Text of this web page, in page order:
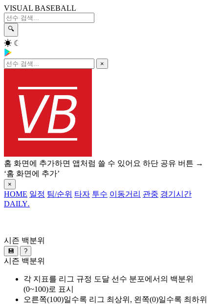
VISUAL BASEBALL
🔍
☀ ☾
×
홈 화면에 추가하면 앱처럼 쓸 수 있어요 하단 공유 버튼 →
‘홈 화면에 추가’
×
HOME 일정 팀/순위 타자 투수 이동거리 관중 경기시간
DAILY.
시즌 백분위
💾 ?
시즌 백분위
각 지표를 리그 규정 도달 선수 분포에서의 백분위
(0~100)로 표시
오른쪽(100)일수록 리그 최상위, 왼쪽(0)일수록 최하위